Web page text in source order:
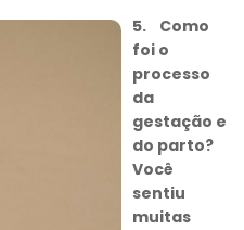
5. Como
foi o
processo
da
gestação e
do parto?
Você
sentiu
muitas